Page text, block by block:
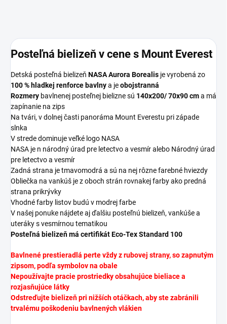
Posteľná bielizeň v cene s Mount Everest
Detská posteľná bielizeň NASA Aurora Borealis je vyrobená zo
100 % hladkej renforce bavlnya jeobojstranná
Rozmery bavlnenej posteľnej bielizne sú 140x200/ 70x90 cma má
zapínanie na zips
Na tvári, v dolnej časti panoráma Mount Everestu pri západe
slnka
V strede dominuje veľké logo NASA
NASA je n národný úrad pre letectvo a vesmír alebo Národný úrad
pre letectvo a vesmír
Zadná strana je tmavomodrá a sú na nej rôzne farebné hviezdy
Obliečka na vankúš je z oboch strán rovnakej farby ako predná
strana prikrývky
Vhodné farby listov budú v modrej farbe
V našej ponuke nájdete aj ďalšiu posteľnú bielizeň, vankúše a
uteráky s vesmírnou tematikou
Posteľná bielizeň má certifikát Eco-Tex Standard 100
Bavlnené prestieradlá perte vždy z rubovej strany, so zapnutým
zipsom, podľa symbolov na obale
Nepoužívajte pracie prostriedky obsahujúce bieliace a
rozjasňujúce látky
Odstreďujte bielizeň pri nižších otáčkach, aby ste zabránili
trvalému poškodeniu bavlnených vlákien